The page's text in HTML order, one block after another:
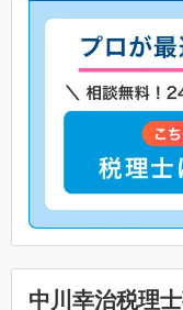
中川幸治税理